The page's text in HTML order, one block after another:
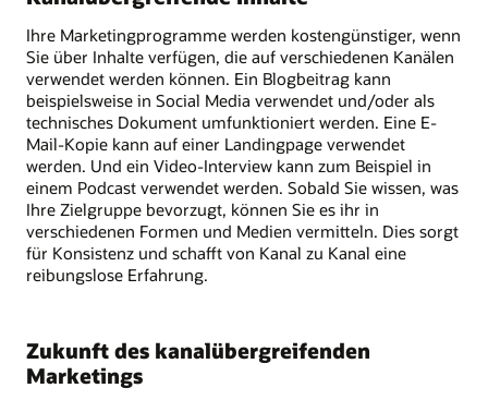
Ihre Marketingprogramme werden kostengünstiger, wenn
Sie über Inhalte verfügen, die auf verschiedenen Kanälen
verwendet werden können. Ein Blogbeitrag kann
beispielsweise in Social Media verwendet und/oder als
technisches Dokument umfunktioniert werden. Eine E-
Mail-Kopie kann auf einer Landingpage verwendet
werden. Und ein Video-Interview kann zum Beispiel in
einem Podcast verwendet werden. Sobald Sie wissen, was
Ihre Zielgruppe bevorzugt, können Sie es ihr in
verschiedenen Formen und Medien vermitteln. Dies sorgt
für Konsistenz und schafft von Kanal zu Kanal eine
reibungslose Erfahrung.
Zukunft des kanalübergreifenden
Marketings